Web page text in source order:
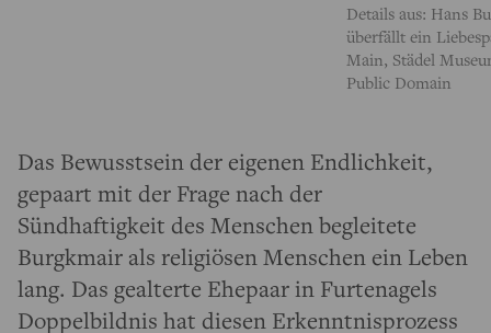
Details aus: Hans
überfällt ein
Main, Städel
Public Domain
Das Bewusstsein der eigenen Endlichkeit,
gepaart mit der Frage nach der
Sündhaftigkeit des Menschen begleitete
Burgkmair als religiösen Menschen ein Leben
lang. Das gealterte Ehepaar in Furtenagels
Doppelbildnis hat diesen Erkenntnisprozess